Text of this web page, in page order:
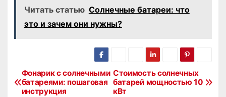
Читать статью Солнечные батареи: что
это и зачем они нужны?
Н
Стоимость солнечных
батарей мощностью 10
кВт
Фонарик с солнечными
батареями: пошаговая
инструкция